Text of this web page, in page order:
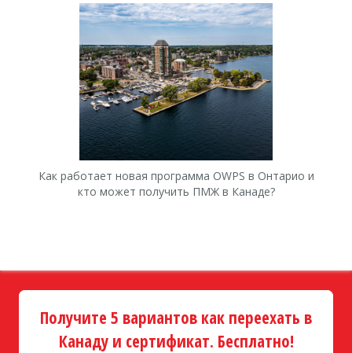
Как работает новая программа OWPS в Онтарио и
кто может получить ПМЖ в Канаде?
Получите 5 вариантов как переехать в
Канаду и сертификат. Бесплатно!